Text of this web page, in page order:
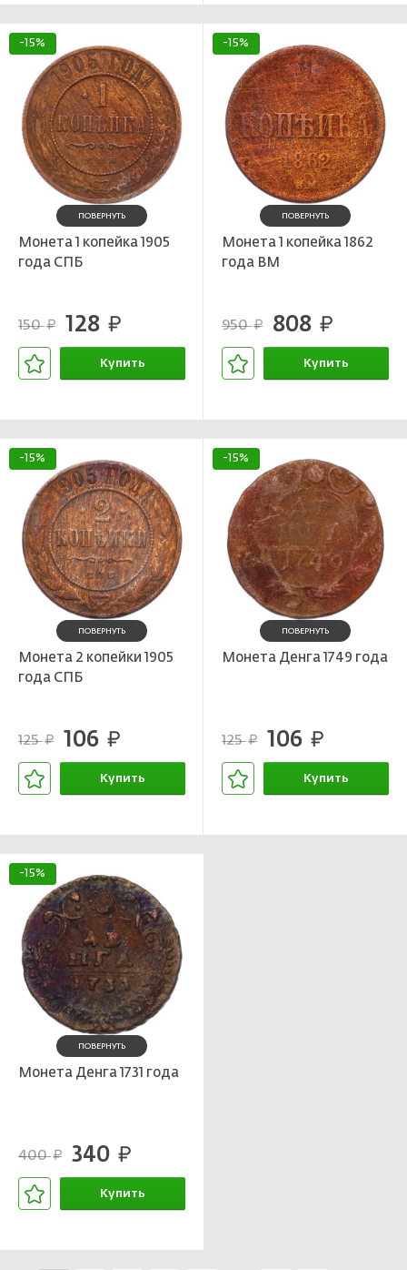
-15%
ПОВЕРНУТЬ
Монета 1 копейка 1905
года СПБ
150руб. 128 руб.
Купить
-15%
ПОВЕРНУТЬ
Монета 1 копейка 1862
года ВМ
950руб. 808 руб.
Купить
-15%
ПОВЕРНУТЬ
Монета 2 копейки 1905
года СПБ
125руб. 106 руб.
Купить
-15%
ПОВЕРНУТЬ
Монета Денга 1749 года
125руб. 106 руб.
Купить
-15%
ПОВЕРНУТЬ
Монета Денга 1731 года
400руб. 340 руб.
Купить